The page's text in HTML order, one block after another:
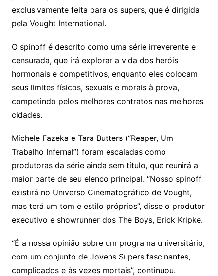
exclusivamente feita para os supers, que é dirigida
pela Vought International.
O spinoff é descrito como uma série irreverente e
censurada, que irá explorar a vida dos heróis
hormonais e competitivos, enquanto eles colocam
seus limites físicos, sexuais e morais à prova,
competindo pelos melhores contratos nas melhores
cidades.
Michele Fazeka e Tara Butters (“Reaper, Um
Trabalho Infernal”) foram escaladas como
produtoras da série ainda sem título, que reunirá a
maior parte de seu elenco principal. “Nosso spinoff
existirá no Universo Cinematográfico de Vought,
mas terá um tom e estilo próprios”, disse o produtor
executivo e showrunner dos The Boys, Erick Kripke.
“É a nossa opinião sobre um programa universitário,
com um conjunto de Jovens Supers fascinantes,
complicados e às vezes mortais”, continuou.